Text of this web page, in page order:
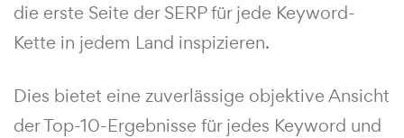
die erste Seite der SERP für jede Keyword-
Kette in jedem Land inspizieren.
Dies bietet eine zuverlässige objektive Ansicht
der Top-10-Ergebnisse für jedes Keyword und